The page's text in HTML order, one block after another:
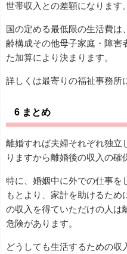
世帯収入との差額になります。
国の定める最低限の生活費は
齢構成その他母子家庭・障害
た加算により決まります。
詳しくは最寄りの福祉事務所
6 まとめ
離婚すれば夫婦それぞれ独立
りますから離婚後の収入の確
特に、婚姻中に外での仕事を
もとより、家計を助けるた
の収入を得ていただけの人は
危険があります。
どうしても生活するための